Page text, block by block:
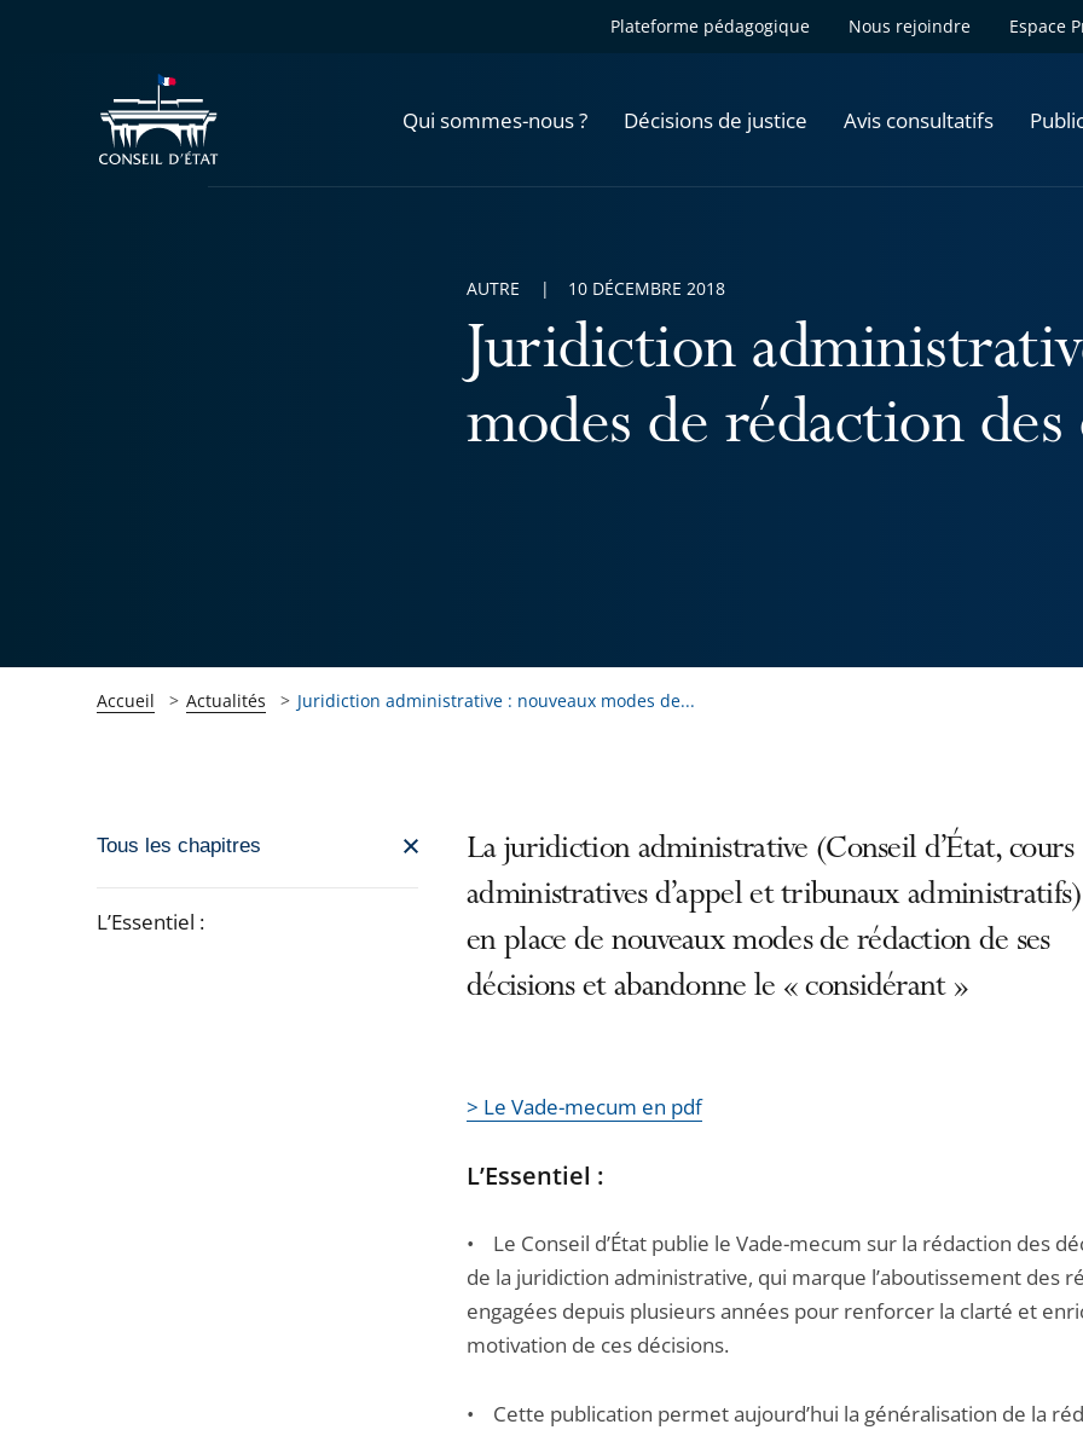
Plateforme pédagogique Nous rejoindre Espace
Qui sommes-nous ? Décisions de justice Avis consultatifs
Juridiction
modes de rédaction des
AUTRE 10 DÉCEMBRE 2018
Accueil Actualités Juridiction administrative : nouveaux modes de...
Passer
navigation
Tous les chapitres
L’Essentiel :
La juridiction administrative (Conseil d’État, cours
administratives d’appel et tribunaux
en place de nouveaux modes de rédaction de ses
décisions et abandonne le « considérant »
> Le Vade-mecum en pdf
L’Essentiel :
• Le Conseil d’État publie le Vade-mecum sur la rédaction des
de la juridiction administrative, qui marque l’aboutissement des
engagées depuis plusieurs années pour renforcer la clarté et
motivation de ces décisions.
• Cette publication permet aujourd’hui la généralisation de la